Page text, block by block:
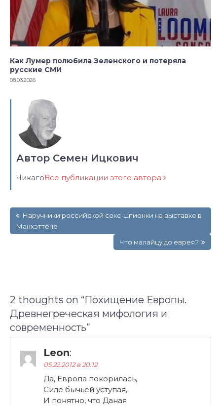
Как Лумер полюбила Зеленского и потеряла
русские СМИ
08.03.2026
Автор Семен Ицкович
ЧикагоВсе публикации этого автора
по
записям
Наручники российской секс-шпионки на выставке в
Манхэттене
Что малайцу до еврея?
2 thoughts on “Похищение Европы.
Древнегреческая мифология и
современность”
Leon:
05.22.2012 в 20:12
Да, Европа покорилась,
Силе бычьей уступая,
И понятно, что Даная